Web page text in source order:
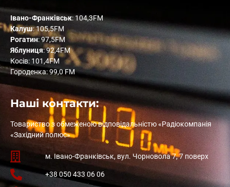
Івано-Франківськ: 104,3FM
Калуш: 105,5FM
Рогатин: 97,5FM
Яблуниця: 92,4FM
Косів: 101,4FM
Городенка: 99,0 FM
Наші контакти:
Товариство з обмеженою відповідальністю «Радіокомпанія
«Західний полюс»
м. Івано-Франківськ, вул. Чорновола 7, 7 поверх
+38 050 433 06 06